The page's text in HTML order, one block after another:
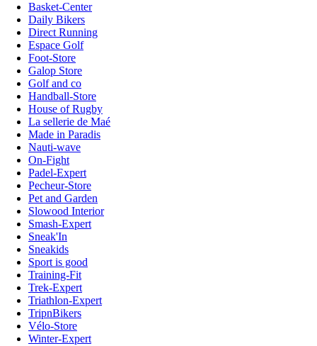
Basket-Center
Daily Bikers
Direct Running
Espace Golf
Foot-Store
Galop Store
Golf and co
Handball-Store
House of Rugby
La sellerie de Maé
Made in Paradis
Nauti-wave
On-Fight
Padel-Expert
Pecheur-Store
Pet and Garden
Slowood Interior
Smash-Expert
Sneak'In
Sneakids
Sport is good
Training-Fit
Trek-Expert
Triathlon-Expert
TripnBikers
Vélo-Store
Winter-Expert